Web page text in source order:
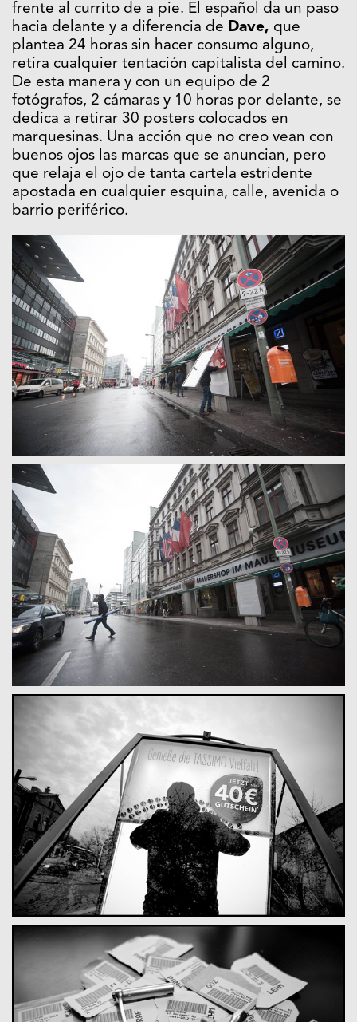
frente al currito de a pie. El español da un paso
hacia delante y a diferencia de Dave, que
plantea 24 horas sin hacer consumo alguno,
retira cualquier tentación capitalista del camino.
De esta manera y con un equipo de 2
fotógrafos, 2 cámaras y 10 horas por delante, se
dedica a retirar 30 posters colocados en
marquesinas. Una acción que no creo vean con
buenos ojos las marcas que se anuncian, pero
que relaja el ojo de tanta cartela estridente
apostada en cualquier esquina, calle, avenida o
barrio periférico.